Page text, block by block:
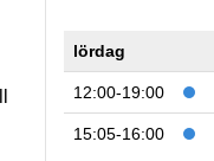
lördag
12:00-19:00
15:05-16:00